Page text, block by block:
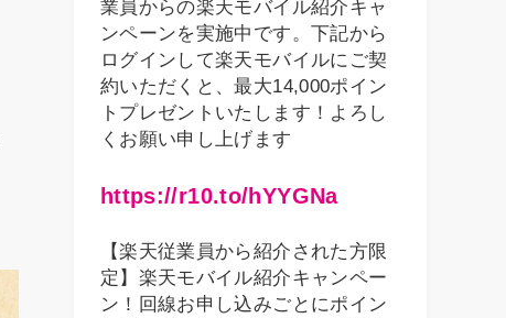
業員からの楽天モバイル紹介キャ
ンペーンを実施中です。下記から
ログインして楽天モバイルにご契
約いただくと、最大14,000ポイン
トプレゼントいたします！よろし
くお願い申し上げます
https://r10.to/hYYGNa
【楽天従業員から紹介された方限
定】楽天モバイル紹介キャンペー
ン！回線お申し込みごとにポイン